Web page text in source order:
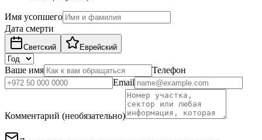
Имя усопшего
Дата смерти
Светский Еврейский
Ваше имя
Телефон
Email
Комментарий (необязательно)